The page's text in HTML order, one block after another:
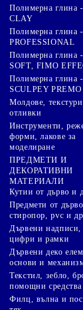
Полимерна глина
CLAY
Полимерна глина
PROFESSIONAL
Полимерна глина
SOFT, FIMO
Полимерна глина -
SCULPEY PREMO
Молдове,
отливки
Инструменти,
форми, лакове за
моделиране
ПРЕДМЕТИ И
ДЕКОРАТИВНИ
МАТЕРИАЛИ
Кутии от дърво и
Предмети от дърво,
стиропор, pvc и др.
Дървени надписи,
цифри и рамки
Дървени деко
основи и
Текстил, зебло,
помощни средства
Филц, вълна и